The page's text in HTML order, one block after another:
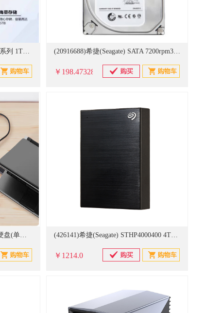
(20928422)西部数据 USB3.0 SE系列 1TB 移动硬盘(单位：个) (20916688)希捷(Seagate) SATA 7200rpm3.5英寸 500GB 硬盘(单位：块)
￥198.473282
(20916684)西数 机械 1TB 移动硬盘(单位：块) (426141)希捷(Seagate) STHP4000400 4TB USB3.0 2.5英寸 移动硬盘 黑色(单位：块)
￥1214.0